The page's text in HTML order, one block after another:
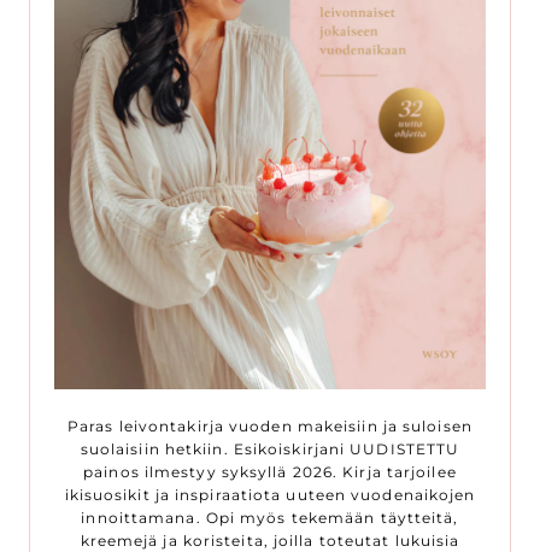
Paras leivontakirja vuoden makeisiin ja suloisen
suolaisiin hetkiin. Esikoiskirjani UUDISTETTU
painos ilmestyy syksyllä 2026. Kirja tarjoilee
ikisuosikit ja inspiraatiota uuteen vuodenaikojen
innoittamana. Opi myös tekemään täytteitä,
kreemejä ja koristeita, joilla toteutat lukuisia